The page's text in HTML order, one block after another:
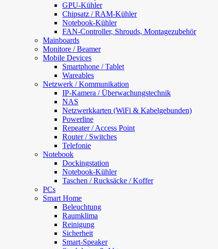
GPU-Kühler
Chipsatz / RAM-Kühler
Notebook-Kühler
FAN-Controller, Shrouds, Montagezubehör
Mainboards
Monitore / Beamer
Mobile Devices
Smartphone / Tablet
Wareables
Netzwerk / Kommunikation
IP-Kamera / Überwachungstechnik
NAS
Netzwerkkarten (WiFi & Kabelgebunden)
Powerline
Repeater / Access Point
Router / Switches
Telefonie
Notebook
Dockingstation
Notebook-Kühler
Taschen / Rucksäcke / Koffer
PCs
Smart Home
Beleuchtung
Raumklima
Reinigung
Sicherheit
Smart-Speaker